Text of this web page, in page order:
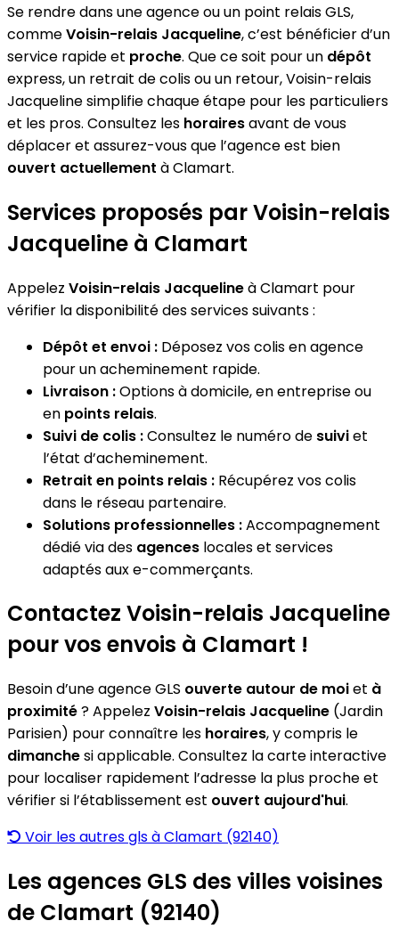
Se rendre dans une agence ou un point relais GLS,
commeVoisin-relais Jacqueline, c’est bénéficier d’un
service rapide et proche. Que ce soit pour un dépôt
express, un retrait de colis ou un retour, Voisin-relais
Jacqueline simplifie chaque étape pour les particuliers
et les pros. Consultez les horairesavant de vous
déplacer et assurez-vous que l’agence est bien
ouvert actuellement à Clamart.
Services proposés par Voisin-relais
Jacqueline à Clamart
Appelez Voisin-relais Jacquelineà Clamart pour
vérifier la disponibilité des services suivants :
Dépôt et envoi : Déposez vos colis en agence
pour un acheminement rapide.
Livraison :Options à domicile, en entreprise ou
en points relais.
Suivi de colis :Consultez le numéro de suiviet
l’état d’acheminement.
Retrait en points relais : Récupérez vos colis
dans le réseau partenaire.
Solutions professionnelles :Accompagnement
dédié via des agences locales et services
adaptés aux e-commerçants.
Contactez Voisin-relais Jacqueline
pour vos envois à Clamart !
Besoin d’une agence GLS ouverte autour de moiet à
proximité? Appelez Voisin-relais Jacqueline (Jardin
Parisien) pour connaître les horaires, y compris le
dimanchesi applicable. Consultez la carte interactive
pour localiser rapidement l’adresse la plus proche et
vérifier si l’établissement est ouvert aujourd'hui.
Voir les autres gls à Clamart (92140)
Les agences GLS des villes voisines
de Clamart (92140)